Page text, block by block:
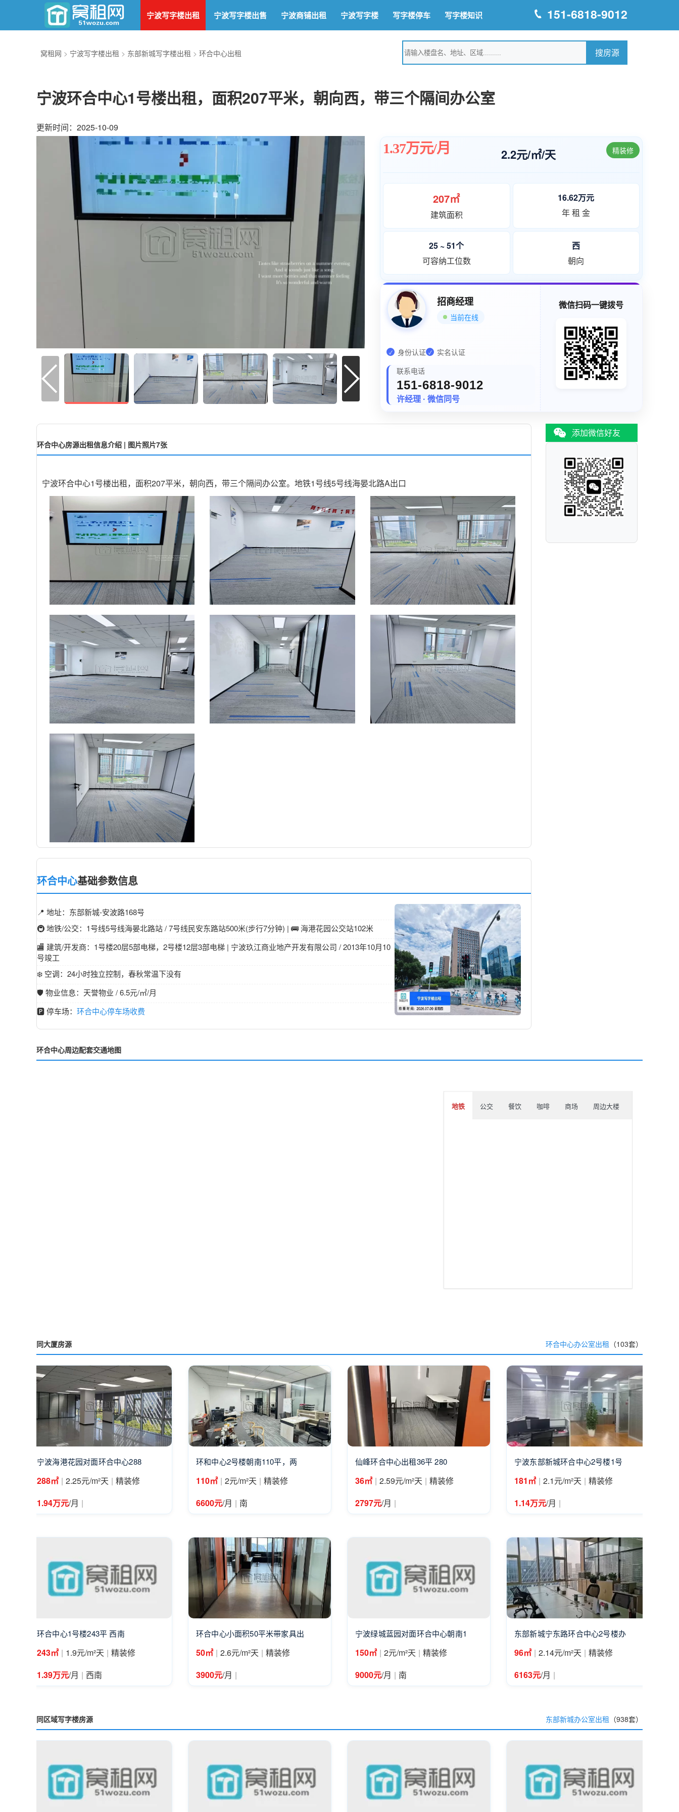
宁波写字楼出租 宁波写字楼出售 宁波商铺出租 宁波写字楼 写字楼停车 写字楼知识 151-6818-9012
窝租网 > 宁波写字楼出租 > 东部新城写字楼出租 > 环合中心出租
宁波环合中心1号楼出租，面积207平米，朝向西，带三个隔间办公室
更新时间：2025-10-09
1.37万元/月 2.2元/㎡/天 精装修
207㎡
建筑面积
16.62万元
年 租 金
25 ~ 51个
可容纳工位数
西
朝向
招商经理
当前在线
✓ 身份认证 ✓ 实名认证
联系电话
151-6818-9012
许经理 · 微信同号
微信扫码一键拨号
环合中心房源出租信息介绍 | 图片照片7张
宁波环合中心1号楼出租，面积207平米，朝向西，带三个隔间办公室。地铁1号线5号线海晏北路A出口
环合中心基础参数信息
📍 地址：东部新城-安波路168号
🚇 地铁/公交：1号线5号线海晏北路站 / 7号线民安东路站500米(步行7分钟) | 🚌 海港花园公交站102米
🏬 建筑/开发商：1号楼20层5部电梯，2号楼12层3部电梯 | 宁波玖江商业地产开发有限公司 / 2013年10月10
号竣工
❄️ 空调：24小时独立控制，春秋常温下没有
🛡️ 物业信息：天誉物业 / 6.5元/㎡/月
🅿️ 停车场： 环合中心停车场收费
环合中心周边配套交通地图
地铁 公交 餐饮 咖啡 商场 周边大楼
同大厦房源 环合中心办公室出租 （103套）
宁波海港花园对面环合中心288
288㎡ | 2.25元/m²天 | 精装修
1.94万元/月 |
环和中心2号楼朝南110平，两
110㎡ | 2元/m²天 | 精装修
6600元/月 | 南
仙峰环合中心出租36平 280
36㎡ | 2.59元/m²天 | 精装修
2797元/月 |
宁波东部新城环合中心2号楼1号
181㎡ | 2.1元/m²天 | 精装修
1.14万元/月 |
环合中心1号楼243平 西南
243㎡ | 1.9元/m²天 | 精装修
1.39万元/月 | 西南
环合中心小面积50平米带家具出
50㎡ | 2.6元/m²天 | 精装修
3900元/月 |
宁波绿城蓝园对面环合中心朝南1
150㎡ | 2元/m²天 | 精装修
9000元/月 | 南
东部新城宁东路环合中心2号楼办
96㎡ | 2.14元/m²天 | 精装修
6163元/月 |
同区域写字楼房源 东部新城办公室出租 （938套）
添加微信好友